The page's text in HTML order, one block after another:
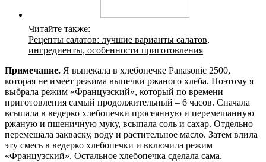
Читайте также:
Рецепты салатов: лучшие варианты салатов,
ингредиенты, особенности приготовления
Примечание. Я выпекала в хлебопечке Panasonic 2500,
которая не имеет режима выпечки ржаного хлеба. Поэтому я
выбрала режим «Французский», который по времени
приготовления самый продолжительный – 6 часов. Сначала
всыпала в ведерко хлебопечки просеянную и перемешанную
ржаную и пшеничную муку, всыпала соль и сахар. Отдельно
перемешала закваску, воду и растительное масло. Затем влила
эту смесь в ведерко хлебопечки и включила режим
«Французский». Остальное хлебопечка сделала сама.